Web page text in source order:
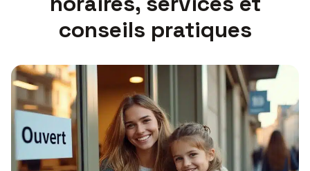
conseils pratiques